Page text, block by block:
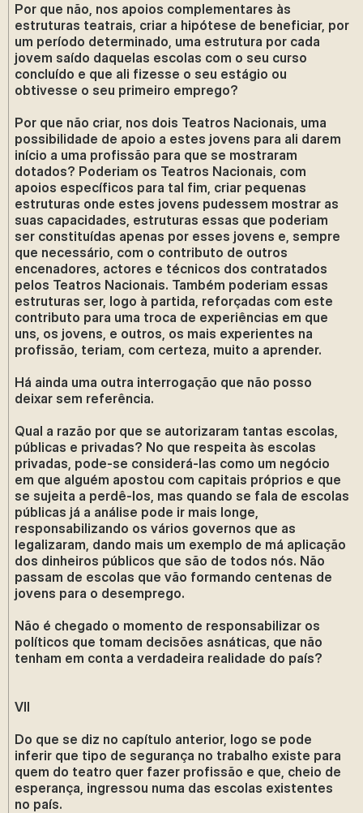
Por que não, nos apoios complementares às
estruturas teatrais, criar a hipótese de beneficiar, por
um período determinado, uma estrutura por cada
jovem saído daquelas escolas com o seu curso
concluído e que ali fizesse o seu estágio ou
obtivesse o seu primeiro emprego?
Por que não criar, nos dois Teatros Nacionais, uma
possibilidade de apoio a estes jovens para ali darem
início a uma profissão para que se mostraram
dotados? Poderiam os Teatros Nacionais, com
apoios específicos para tal fim, criar pequenas
estruturas onde estes jovens pudessem mostrar as
suas capacidades, estruturas essas que poderiam
ser constituídas apenas por esses jovens e, sempre
que necessário, com o contributo de outros
encenadores, actores e técnicos dos contratados
pelos Teatros Nacionais. Também poderiam essas
estruturas ser, logo à partida, reforçadas com este
contributo para uma troca de experiências em que
uns, os jovens, e outros, os mais experientes na
profissão, teriam, com certeza, muito a aprender.
Há ainda uma outra interrogação que não posso
deixar sem referência.
Qual a razão por que se autorizaram tantas escolas,
públicas e privadas? No que respeita às escolas
privadas, pode-se considerá-las como um negócio
em que alguém apostou com capitais próprios e que
se sujeita a perdê-los, mas quando se fala de escolas
públicas já a análise pode ir mais longe,
responsabilizando os vários governos que as
legalizaram, dando mais um exemplo de má aplicação
dos dinheiros públicos que são de todos nós. Não
passam de escolas que vão formando centenas de
jovens para o desemprego.
Não é chegado o momento de responsabilizar os
políticos que tomam decisões asnáticas, que não
tenham em conta a verdadeira realidade do país?
VII
Do que se diz no capítulo anterior, logo se pode
inferir que tipo de segurança no trabalho existe para
quem do teatro quer fazer profissão e que, cheio de
esperança, ingressou numa das escolas existentes
no país.